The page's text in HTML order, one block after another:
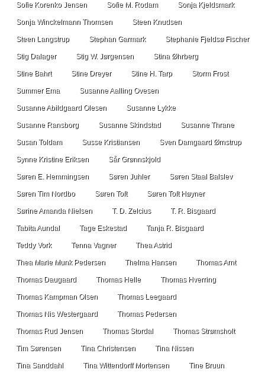
Sofie Korenko Jensen Sofie M. Rodam Sonja Kjeldsmark
Sonja Winckelmann Thomsen Steen Knudsen
Steen Langstrup Stephan Garmark Stephanie Fjeldsø Fischer
Stig Dalager Stig W. Jørgensen Stina Øhrberg
Stine Bahrt Stine Dreyer Stine H. Tarp Storm Frost
Summer Ema Susanne Aalling Ovesen
Susanne Abildgaard Olesen Susanne Lykke
Susanne Ransborg Susanne Skindstad Susanne Thrane
Susan Toldam Susse Kristiansen Sven Damgaard Ørnstrup
Synne Kristine Eriksen Sår Grønnskjold
Søren E. Hemmingsen Søren Juhler Søren Staal Balslev
Søren Tim Nordbo Søren Toft Søren Toft Høyner
Sørine Amanda Nielsen T. D. Zelcius T. R. Bisgaard
Tabita Aundal Tage Eskestad Tanja R. Bisgaard
Teddy Vork Tenna Vagner Thea Astrid
Thea Marie Munk Pedersen Thelma Hansen Thomas Arnt
Thomas Daugaard Thomas Helle Thomas Hverring
Thomas Kampman Olsen Thomas Leegaard
Thomas Nis Westergaard Thomas Pedersen
Thomas Rud Jensen Thomas Stordal Thomas Strømsholt
Tim Sørensen Tina Christensen Tina Nissen
Tina Sanddahl Tina Wittendorff Mortensen Tine Bruun